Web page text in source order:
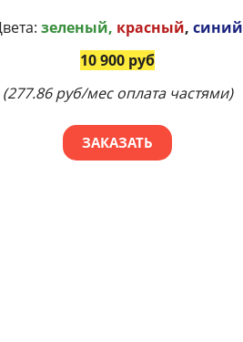
зеленый, красный, синий
10 900 руб
(277.86 руб/мес оплата частями)
ЗАКАЗАТЬ